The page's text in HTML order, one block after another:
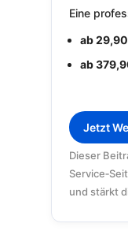
Eine
ab
ab
Jetzt
Dieser
und stärkt